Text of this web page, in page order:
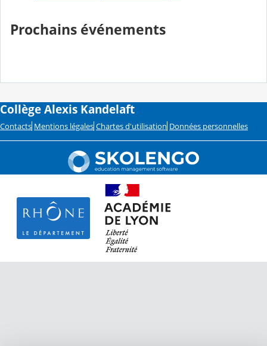
Prochains événements
Collège Alexis Kandelaft
Contacts Mentions légales Chartes d'utilisation Données personnelles